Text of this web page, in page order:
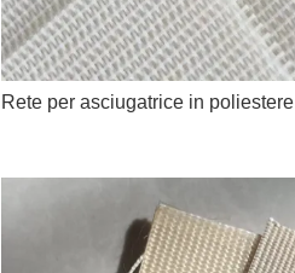
Rete per asciugatrice in poliestere